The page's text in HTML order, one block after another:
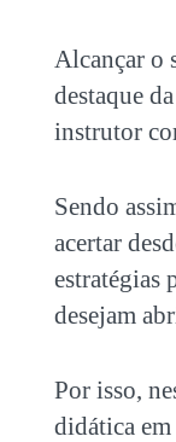
Alcançar o
destaque
instrutor
Sendo
acertar
estratégias
desejam
Por isso,
didática